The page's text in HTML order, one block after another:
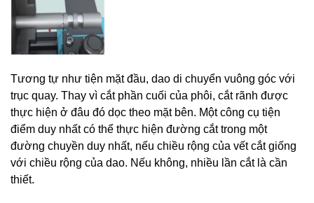
Tương tự như tiện mặt đầu, dao di chuyển vuông góc với
trục quay. Thay vì cắt phần cuối của phôi, cắt rãnh được
thực hiện ở đâu đó dọc theo mặt bên. Một công cụ tiện
điểm duy nhất có thể thực hiện đường cắt trong một
đường chuyền duy nhất, nếu chiều rộng của vết cắt giống
với chiều rộng của dao. Nếu không, nhiều lần cắt là cần
thiết.